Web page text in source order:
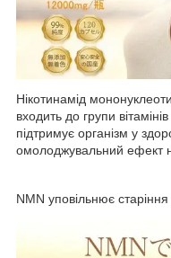
Нікотинамід
входить до групи
підтримує організм у
омолоджувальний ефект
NMN уповільнює